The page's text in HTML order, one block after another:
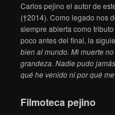
Carlos pejino el autor de
(†2014). Como legado nos
siempre abierta como
poco antes del final, la
bien al mundo. Mi muerte
grandeza. Nadie pudo
qué he venido ni por qué
Filmoteca pejino